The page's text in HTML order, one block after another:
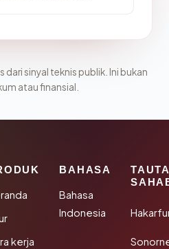
sinyal teknis publik. Ini bukan
atau finansial.
kerja
BAHASA
Bahasa
Indonesia